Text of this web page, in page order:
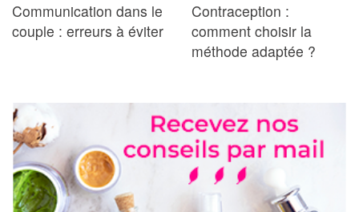
Communication dans le
couple : erreurs à éviter
Contraception :
comment choisir la
méthode adaptée ?